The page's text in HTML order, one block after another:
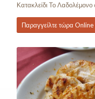
Κατακλείδι Το
Παραγγείλτε τώρα